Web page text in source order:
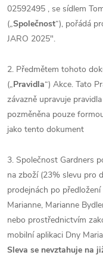
02592495 , se sídlem
(„Společnost“), pořádá
JARO 2025".
2. Předmětem tohoto
(„Pravidla“) Akce. Tato
závazně upravuje
pozměněna pouze
jako tento dokument
3. Společnost Gardners
na zboží (23% slevu pro
prodejnách po
Marianne, Marianne
nebo prostřednictvím
mobilní aplikaci Dny
Sleva se nevztahuje na